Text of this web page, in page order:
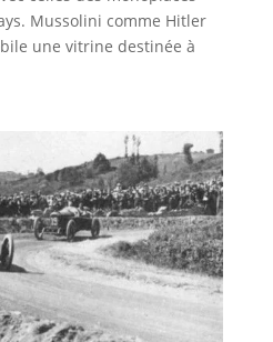
Mussolini comme Hitler
une vitrine destinée à